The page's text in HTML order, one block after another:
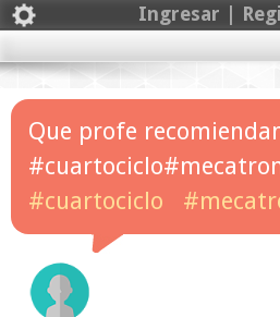
Ingresar |
Que profe
#cuartociclo